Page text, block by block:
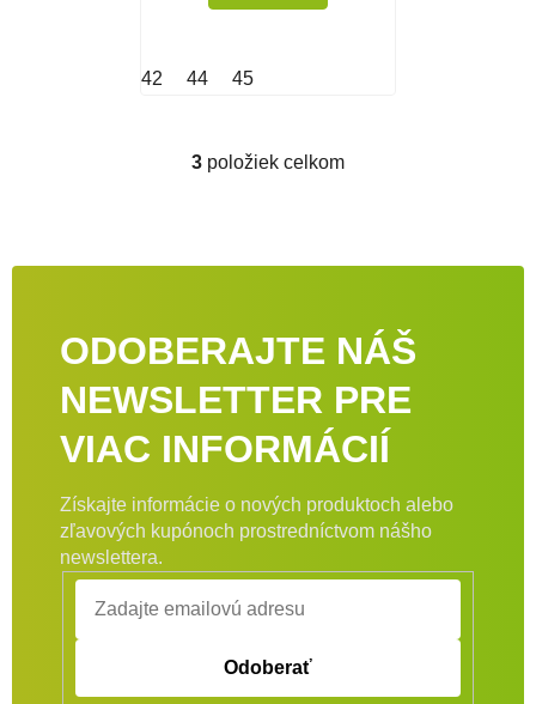
42 44 45
Ovládacie prvky výpisu
3 položiek celkom
ODOBERAJTE NÁŠ
NEWSLETTER PRE
VIAC INFORMÁCIÍ
Získajte informácie o nových produktoch alebo
zľavových kupónoch prostredníctvom nášho
newslettera.
Odoberať